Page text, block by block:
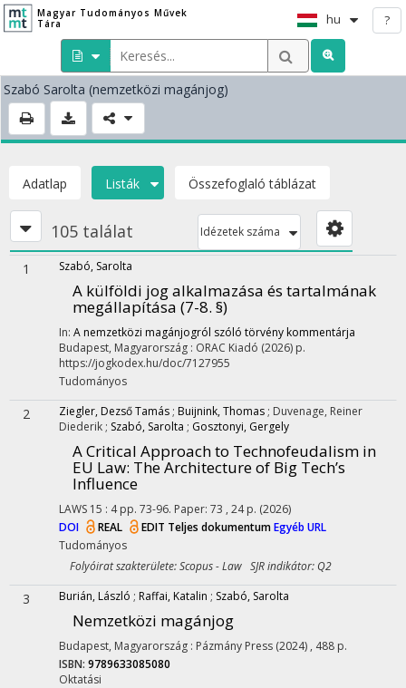
Magyar Tudományos Művek
Tára
hu ?
Szabó Sarolta (nemzetközi magánjog)
Adatlap Listák Összefoglaló táblázat
105 találat Idézetek száma
1 Szabó, Sarolta
A külföldi jog alkalmazása és tartalmának
megállapítása (7-8. §)
In: A nemzetközi magánjogról szóló törvény kommentárja
Budapest, Magyarország : ORAC Kiadó (2026) p.
https://jogkodex.hu/doc/7127955
Tudományos
2 Ziegler, Dezső Tamás ; Buijnink, Thomas ; Duvenage, Reiner
Diederik ; Szabó, Sarolta ; Gosztonyi, Gergely
A Critical Approach to Technofeudalism in
EU Law: The Architecture of Big Tech’s
Influence
LAWS 15 : 4 pp. 73-96. Paper: 73 , 24 p. (2026)
DOI
REAL EDIT Teljes dokumentumEgyéb URL
Tudományos
Folyóirat szakterülete: Scopus - Law SJR indikátor: Q2
3 Burián, László ; Raffai, Katalin ; Szabó, Sarolta
Nemzetközi magánjog
Budapest, Magyarország : Pázmány Press (2024) , 488 p.
ISBN: 9789633085080
Oktatási